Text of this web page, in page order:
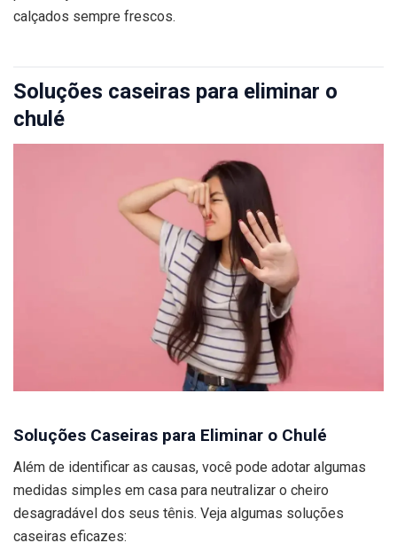
calçados sempre frescos.
Soluções caseiras para eliminar o
chulé
Soluções Caseiras para Eliminar o Chulé
Além de identificar as causas, você pode adotar algumas
medidas simples em casa para neutralizar o cheiro
desagradável dos seus tênis. Veja algumas soluções
caseiras eficazes: